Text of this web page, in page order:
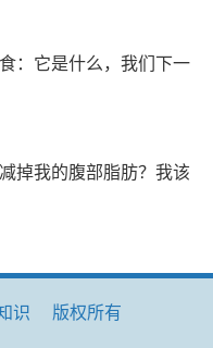
：它是什么，我们下一
掉我的腹部脂肪？我该
识 版权所有